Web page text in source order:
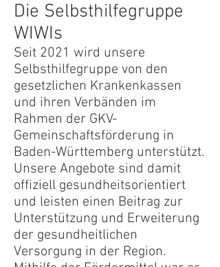
Die Selbsthilfegruppe
WIWIs
Seit 2021 wird unsere
Selbsthilfegruppe von den
gesetzlichen Krankenkassen
und ihren Verbänden im
Rahmen der GKV-
Gemeinschaftsförderung in
Baden-Württemberg unterstützt.
Unsere Angebote sind damit
offiziell gesundheitsorientiert
und leisten einen Beitrag zur
Unterstützung und Erweiterung
der gesundheitlichen
Versorgung in der Region.